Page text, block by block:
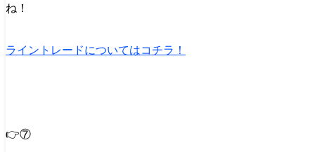
ね！
ライントレードについてはコチラ！
👉⑦